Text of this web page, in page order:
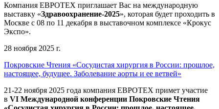
Компания ЕВРОТЕХ приглашает Вас на международную
выставку «Здравоохранение-2025», которая будет проходить в
Москве с 08 по 11 декабря в выставочном комплексе «Крокус
Экспо».
28 ноября 2025 г.
Покровские Чтения «Сосудистая хирургия в России: прошлое,
настоящее, будущее. Заболевание аорты и ее ветвей»
21-22 ноября 2025 года компания ЕВРОТЕХ примет участие
в VI Международной конференции Покровские Чтения